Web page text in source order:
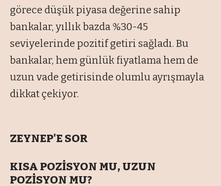
görece düşük piyasa değerine sahip
bankalar, yıllık bazda %30-45
seviyelerinde pozitif getiri sağladı. Bu
bankalar, hem günlük fiyatlama hem de
uzun vade getirisinde olumlu ayrışmayla
dikkat çekiyor.
ZEYNEP'E SOR
KISA POZİSYON MU, UZUN
POZİSYON MU?